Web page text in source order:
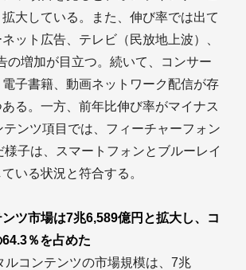
大している。また、伸び率では出て
ット広告、テレビ（民放地上波）、
の増加が目立つ。続いて、コンサー
電子書籍、動画ネットワーク配信が存
る。一方、前年比伸び率がマイナス
テンツ項目では、フィーチャーフォン
様子は、スマートフォンとブルーレイ
いる状況と符合する。
ツ市場は7兆6,589億円と拡大し、コ
％を占めた
ルコンテンツの市場規模は、7兆